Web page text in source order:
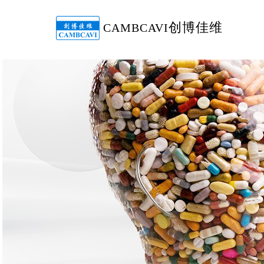
CAMBCAVI创博佳维